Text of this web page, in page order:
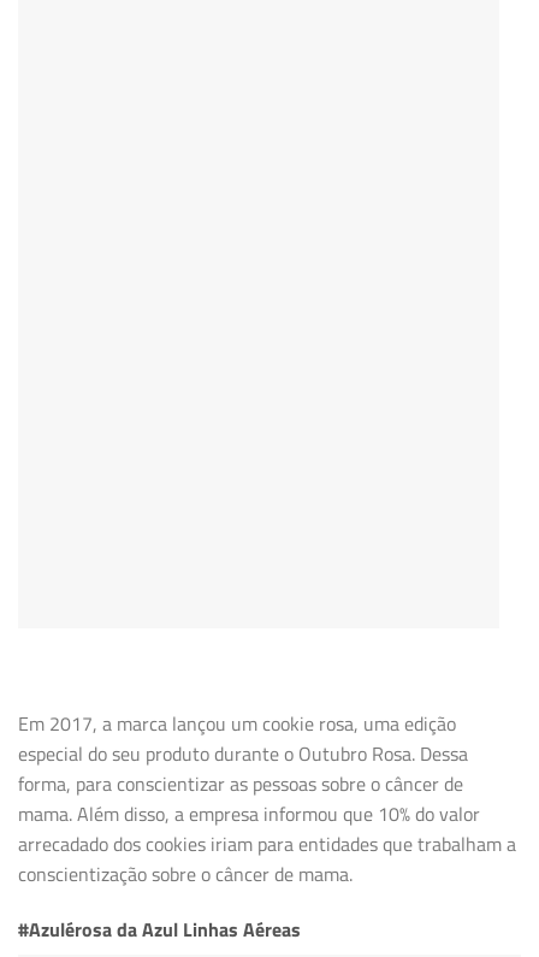
Em 2017, a marca lançou um cookie rosa, uma edição
especial do seu produto durante o Outubro Rosa. Dessa
forma, para conscientizar as pessoas sobre o câncer de
mama. Além disso, a empresa informou que 10% do valor
arrecadado dos cookies iriam para entidades que trabalham a
conscientização sobre o câncer de mama.
#Azulérosa da Azul Linhas Aéreas